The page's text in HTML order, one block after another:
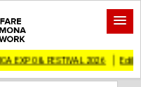
2026 Edilizia lombarda,